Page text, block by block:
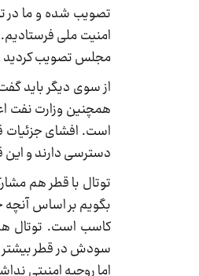
امنیت ملی
مجلس تصویب کردید و
از سوی دیگر باید
همچنین وزارت نفت
است. افشای جزئیات
دسترسی دارند و این
توتال با قطر هم
کاسب است. توتال
سودش در قطر بیشتر
اما روحیه امنیتی